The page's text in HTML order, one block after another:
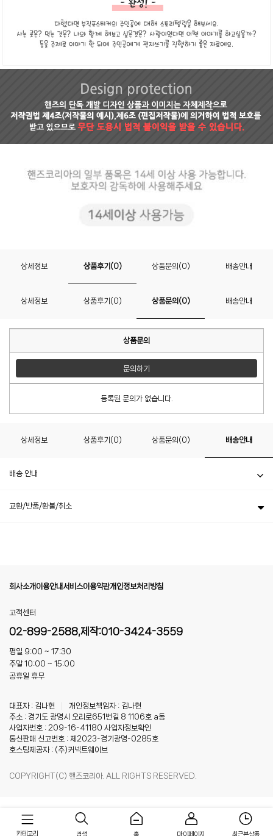
카테고리 검색 홈 마이페이지 최근본상품
상세정보 상품후기(0) 상품문의(0) 배송안내
상세정보 상품후기(0) 상품문의(0) 배송안내
상품문의
문의하기
등록된 문의가 없습니다.
상세정보 상품후기(0) 상품문의(0) 배송안내
배송 안내
교환/반품/환불/취소
회사소개 이용안내서비스이용약관개인정보처리방침
고객센터
02-899-2588,제작:010-3424-3559
평일 9:00 ~ 17:30
주말 10:00 ~ 15:00
공휴일 휴무
대표자 : 김나현
개인정보책임자 : 김나현
주소 : 경기도 광명시 오리로651번길 8 1106호 a동
사업자번호 : 209-16-41180 사업자정보확인
통신판매 신고번호 : 제2023-경기광명-0285호
호스팅제공자 : (주)커넥트웨이브
COPYRIGHT(C) 핸즈코리아. ALL RIGHTS RESERVED.